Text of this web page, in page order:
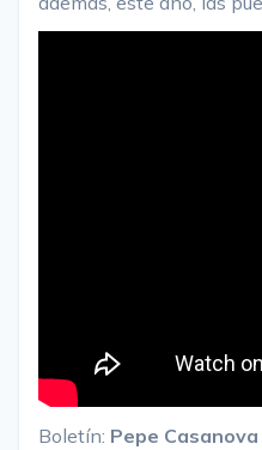
Boletín: Pepe Casanova